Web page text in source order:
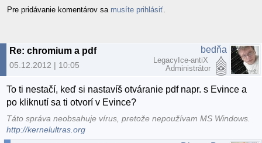
Pre pridávanie komentárov sa musíte prihlásiť
Re: chromium a pdf
05.12.2012 | 10:05
bedňa
LegacyIce-antiX
Administrátor
To ti nestačí, keď si nastavíš otváranie pdf napr. s Evince a
po kliknutí sa ti otvorí v Evince?
Táto správa neobsahuje vírus, pretože nepoužívam MS Windows.
http://kernelultras.org